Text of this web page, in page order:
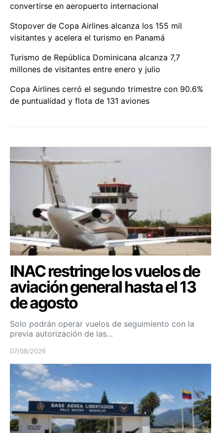
convertirse en aeropuerto internacional
Stopover de Copa Airlines alcanza los 155 mil
visitantes y acelera el turismo en Panamá
Turismo de República Dominicana alcanza 7,7
millones de visitantes entre enero y julio
Copa Airlines cerró el segundo trimestre con 90.6%
de puntualidad y flota de 131 aviones
INAC restringe los vuelos de
aviación general hasta el 13
de agosto
Solo podrán operar vuelos de seguimiento con la
previa autorización de las…
07/08/2026